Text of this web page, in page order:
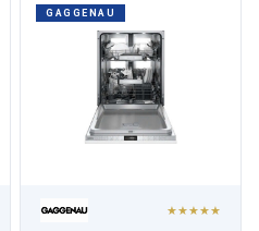
GAGGENAU
★★★★★